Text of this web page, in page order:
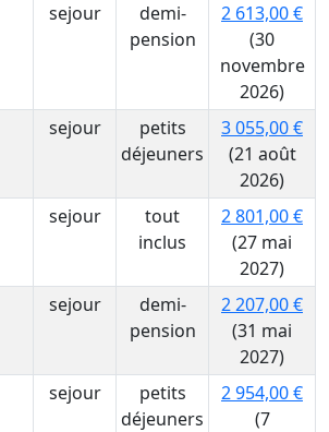
sejour
demi-
pension
2 613,00 €
(30
novembre
2026)
sejour
petits
déjeuners
3 055,00 €
(21 août
2026)
sejour
tout
inclus
2 801,00 €
(27 mai
2027)
sejour
demi-
pension
2 207,00 €
(31 mai
2027)
sejour
petits
déjeuners
2 954,00 €
(7